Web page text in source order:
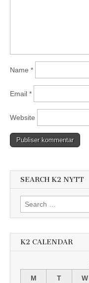
Name *
Email *
Website
SEARCH K2 NYTT
Search
for:
K2 CALENDAR
M
T W